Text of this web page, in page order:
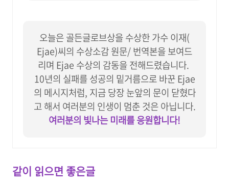
오늘은 골든글로브상을 수상한 가수 이재(
Ejae)씨의 수상소감 원문/ 번역본을 보여드
리며 Ejae 수상의 감동을 전해드렸습니다.
10년의 실패를 성공의 밑거름으로 바꾼 Ejae
의 메시지처럼, 지금 당장 눈앞의 문이 닫혔다
고 해서 여러분의 인생이 멈춘 것은 아닙니다.
여러분의 빛나는 미래를 응원합니다!
같이 읽으면 좋은글